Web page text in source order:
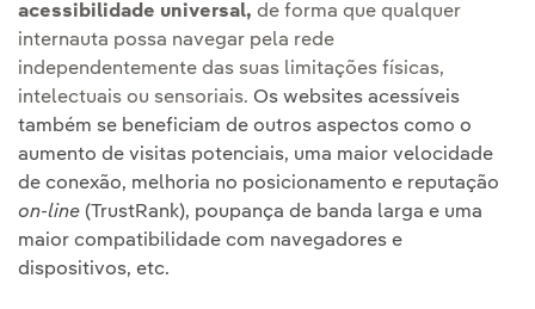
acessibilidade universal, de forma que qualquer
internauta possa navegar pela rede
independentemente das suas limitações físicas,
intelectuais ou sensoriais. Os websites acessíveis
também se beneficiam de outros aspectos como o
aumento de visitas potenciais, uma maior velocidade
de conexão, melhoria no posicionamento e reputação
on-line (TrustRank), poupança de banda larga e uma
maior compatibilidade com navegadores e
dispositivos, etc.